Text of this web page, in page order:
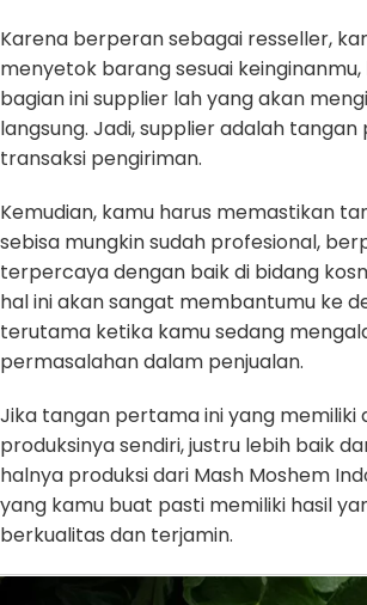
Karena berperan sebagai resseller,
menyetok barang sesuai
bagian ini supplier lah yang akan
langsung. Jadi, supplier adalah
transaksi pengiriman.
Kemudian, kamu harus memastikan
sebisa mungkin sudah profesional,
terpercaya dengan baik di bidang
hal ini akan sangat membantumu ke
terutama ketika kamu sedang
permasalahan dalam penjualan.
Jika tangan pertama ini yang memiliki
produksinya sendiri, justru lebih baik
halnya produksi dari Mash Moshem
yang kamu buat pasti memiliki hasil
berkualitas dan terjamin.